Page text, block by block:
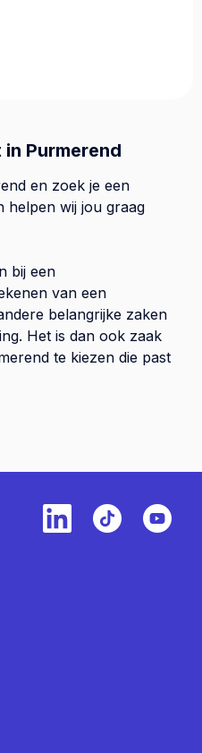
Purmerend
en zoek je een
helpen wij jou graag
bij een
van een
belangrijke zaken
Het is dan ook zaak
te kiezen die past